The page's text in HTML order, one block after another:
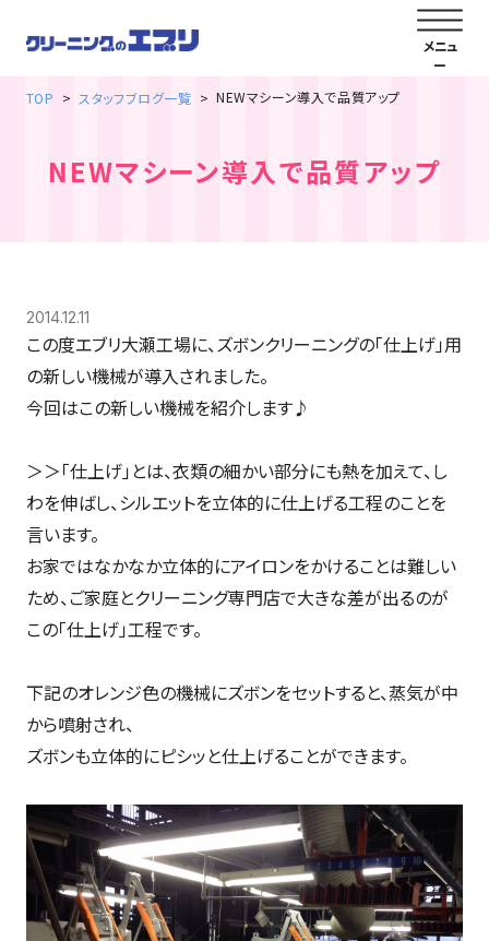
TOP スタッフブログ一覧 NEWマシーン導入で品質アップ
NEWマシーン導入で品質アップ
2014.12.11
この度エブリ大瀬工場に、ズボンクリーニングの「仕上げ」用
の新しい機械が導入されました。
今回はこの新しい機械を紹介します♪
＞＞「仕上げ」とは、衣類の細かい部分にも熱を加えて、し
わを伸ばし、シルエットを立体的に仕上げる工程のことを
言います。
お家ではなかなか立体的にアイロンをかけることは難しい
ため、ご家庭とクリーニング専門店で大きな差が出るのが
この「仕上げ」工程です。
下記のオレンジ色の機械にズボンをセットすると、蒸気が中
から噴射され、
ズボンも立体的にピシッと仕上げることができます。